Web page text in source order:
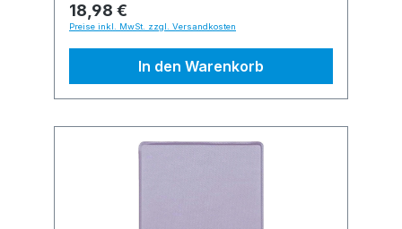
18,98 €
Preise inkl. MwSt. zzgl. Versandkosten
In den Warenkorb